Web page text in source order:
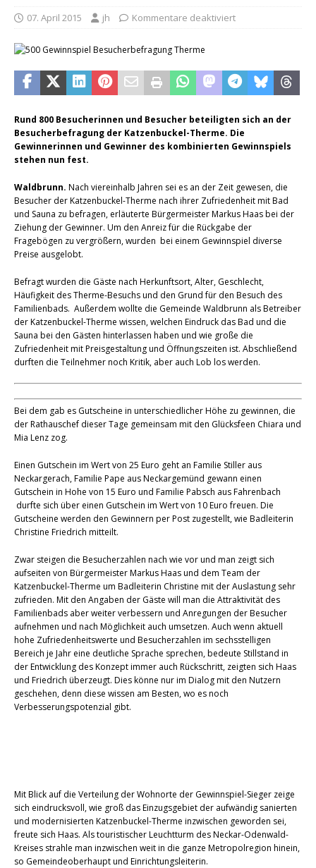
07. April 2015 jh Kommentare deaktiviert
Rund 800 Besucherinnen und Besucher beteiligten sich an der
Besucherbefragung der Katzenbuckel-Therme. Die
Gewinnerinnen und Gewinner des kombinierten Gewinnspiels
stehen nun fest.
Waldbrunn. Nach viereinhalb Jahren sei es an der Zeit gewesen, die
Besucher der Katzenbuckel-Therme nach ihrer Zufriedenheit mit Bad
und Sauna zu befragen, erläuterte Bürgermeister Markus Haas bei der
Ziehung der Gewinner. Um den Anreiz für die Rückgabe der
Fragebögen zu vergrößern, wurden bei einem Gewinnspiel diverse
Preise ausgelobt.
Befragt wurden die Gäste nach Herkunftsort, Alter, Geschlecht,
Häufigkeit des Therme-Besuchs und den Grund für den Besuch des
Familienbads. Außerdem wollte die Gemeinde Waldbrunn als Betreiber
der Katzenbuckel-Therme wissen, welchen Eindruck das Bad und die
Sauna bei den Gästen hinterlassen haben und wie große die
Zufriedenheit mit Preisgestaltung und Öffnungszeiten ist. Abschließend
durften die Teilnehmer noch Kritik, aber auch Lob los werden.
Bei dem gab es Gutscheine in unterschiedlicher Höhe zu gewinnen, die
der Rathauschef dieser Tage gemeinsam mit den Glücksfeen Chiara und
Mia Lenz zog.
Einen Gutschein im Wert von 25 Euro geht an Familie Stiller aus
Neckargerach, Familie Pape aus Neckargemünd gewann einen
Gutschein in Hohe von 15 Euro und Familie Pabsch aus Fahrenbach
durfte sich über einen Gutschein im Wert von 10 Euro freuen. Die
Gutscheine werden den Gewinnern per Post zugestellt, wie Badleiterin
Christine Friedrich mitteilt.
Zwar steigen die Besucherzahlen nach wie vor und man zeigt sich
aufseiten von Bürgermeister Markus Haas und dem Team der
Katzenbuckel-Therme um Badleiterin Christine mit der Auslastung sehr
zufrieden. Mit den Angaben der Gäste will man die Attraktivität des
Familienbads aber weiter verbessern und Anregungen der Besucher
aufnehmen und nach Möglichkeit auch umsetzen. Auch wenn aktuell
hohe Zufriedenheitswerte und Besucherzahlen im sechsstelligen
Bereich je Jahr eine deutliche Sprache sprechen, bedeute Stillstand in
der Entwicklung des Konzept immer auch Rückschritt, zeigten sich Haas
und Friedrich überzeugt. Dies könne nur im Dialog mit den Nutzern
geschehen, denn diese wissen am Besten, wo es noch
Verbesserungspotenzial gibt.
Mit Blick auf die Verteilung der Wohnorte der Gewinnspiel-Sieger zeige
sich eindrucksvoll, wie groß das Einzugsgebiet der aufwändig sanierten
und modernisierten Katzenbuckel-Therme inzwischen geworden sei,
freute sich Haas. Als touristischer Leuchtturm des Neckar-Odenwald-
Kreises strahle man inzwischen weit in die ganze Metropolregion hinein,
so Gemeindeoberhaupt und Einrichtungsleiterin.